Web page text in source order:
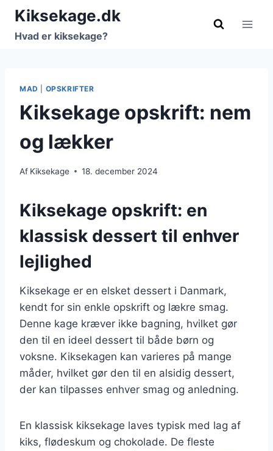
Fortsæt
indhold
Kiksekage.dk
Hvad er kiksekage?
MAD OPSKRIFTER
Kiksekage opskrift: nem
og lækker
Af Kiksekage 18. december 2024
Kiksekage opskrift: en
klassisk dessert til enhver
lejlighed
Kiksekage er en elsket dessert i Danmark,
kendt for sin enkle opskrift og lækre smag.
Denne kage kræver ikke bagning, hvilket gør
den til en ideel dessert til både børn og
voksne. Kiksekagen kan varieres på mange
måder, hvilket gør den til en alsidig dessert,
der kan tilpasses enhver smag og anledning.
En klassisk kiksekage laves typisk med lag af
kiks, flødeskum og chokolade. De fleste